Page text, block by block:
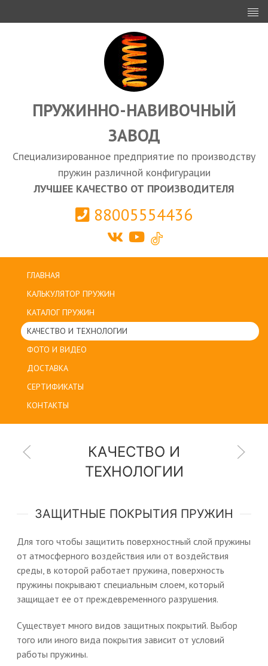
ИНВЕСТОРАМ
ПРОЕКТИРОВАНИЕ
ЭКСПОРТ
ЗАКУПКИ
КАЛЬКУЛЯТОР ПРУЖИН
Выберите город
ПРУЖИННО-НАВИВОЧНЫЙ
ЗАВОД
Специализированное предприятие по производству
пружин различной конфигурации
ЛУЧШЕЕ КАЧЕСТВО ОТ ПРОИЗВОДИТЕЛЯ
88005554436
ГЛАВНАЯ
КАЛЬКУЛЯТОР ПРУЖИН
КАТАЛОГ ПРУЖИН
КАЧЕСТВО И ТЕХНОЛОГИИ
ФОТО И ВИДЕО
ДОСТАВКА
СЕРТИФИКАТЫ
КОНТАКТЫ
КАЧЕСТВО И
ТЕХНОЛОГИИ
ЗАЩИТНЫЕ ПОКРЫТИЯ ПРУЖИН
Для того чтобы защитить поверхностный слой пружины
от атмосферного воздействия или от воздействия
среды, в которой работает пружина, поверхность
пружины покрывают специальным слоем, который
защищает ее от преждевременного разрушения.
Существует много видов защитных покрытий. Выбор
того или иного вида покрытия зависит от условий
работы пружины.